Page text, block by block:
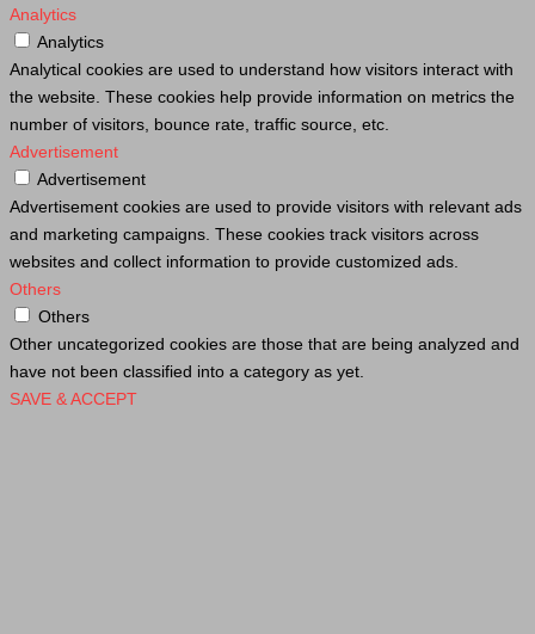
Analytics
Analytics
Analytical cookies are used to understand how visitors interact with
the website. These cookies help provide information on metrics the
number of visitors, bounce rate, traffic source, etc.
Advertisement
Advertisement
Advertisement cookies are used to provide visitors with relevant ads
and marketing campaigns. These cookies track visitors across
websites and collect information to provide customized ads.
Others
Others
Other uncategorized cookies are those that are being analyzed and
have not been classified into a category as yet.
SAVE & ACCEPT